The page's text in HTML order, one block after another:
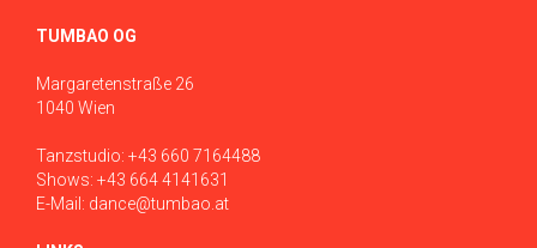
TUMBAO OG
Margaretenstraße 26
1040 Wien
Tanzstudio: +43 660 7164488
Shows: +43 664 4141631
E-Mail: dance@tumbao.at